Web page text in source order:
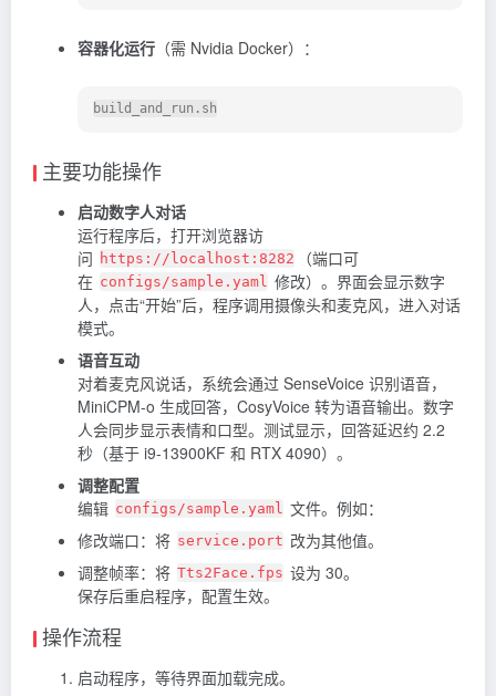
容器化运行 （需 Nvidia Docker）：
主要功能操作
启动数字人对话
运行程序后，打开浏览器访
问 https://localhost:8282
（端口可
在 configs/sample.yaml 修改）。界面会显示数字
人，点击“开始”后，程序调用摄像头和麦克风，进入对话
模式。
语音互动
对着麦克风说话，系统会通过 SenseVoice 识别语音，
MiniCPM-o 生成回答，CosyVoice 转为语音输出。数字
人会同步显示表情和口型。测试显示，回答延迟约 2.2
秒（基于 i9-13900KF 和 RTX 4090）。
调整配置
编辑 configs/sample.yaml 文件。例如：
修改端口：将 service.port 改为其他值。
调整帧率：将 Tts2Face.fps 设为 30。
保存后重启程序，配置生效。
操作流程
启动程序，等待界面加载完成。